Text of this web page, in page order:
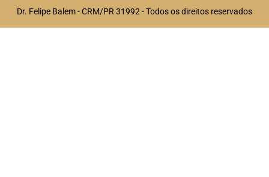
Dr. Felipe Balem - CRM/PR 31992 - Todos os direitos reservados